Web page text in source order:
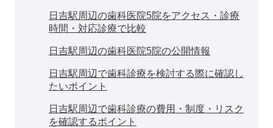
日吉駅周辺の歯科医院5院をアクセス・診療
時間・対応診療で比較
日吉駅周辺の歯科医院5院の公開情報
日吉駅周辺で歯科診療を検討する際に確認し
たいポイント
日吉駅周辺で歯科診療の費用・制度・リスク
を確認するポイント